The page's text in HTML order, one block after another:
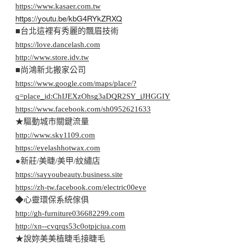
https://www.kasaer.com.tw
https://youtu.be/kbG4RYkZRXQ
■台北這裡有秀麗的飄眉技術
https://love.dancelash.com
http://www.store.idv.tw
■尚鴻新北搬家公司
https://www.google.com/maps/place/?
q=place_id:ChIJEXzOhsg3aDQR2SY_jJHGGIY
https://www.facebook.com/sh0952621633
★驅動城市關鍵流量
http://www.sky1109.com
https://eyelashhotwax.com
●新莊/美睫/美甲/紋繡店
https://sayyoubeauty.business.site
https://zh-tw.facebook.com/electric00eye
◆心靈環保系統傢俱
http://gh-furniture036682299.com
http://xn--cvqrqs53c0otpjciua.com
★說妳美美植睫毛接睫毛